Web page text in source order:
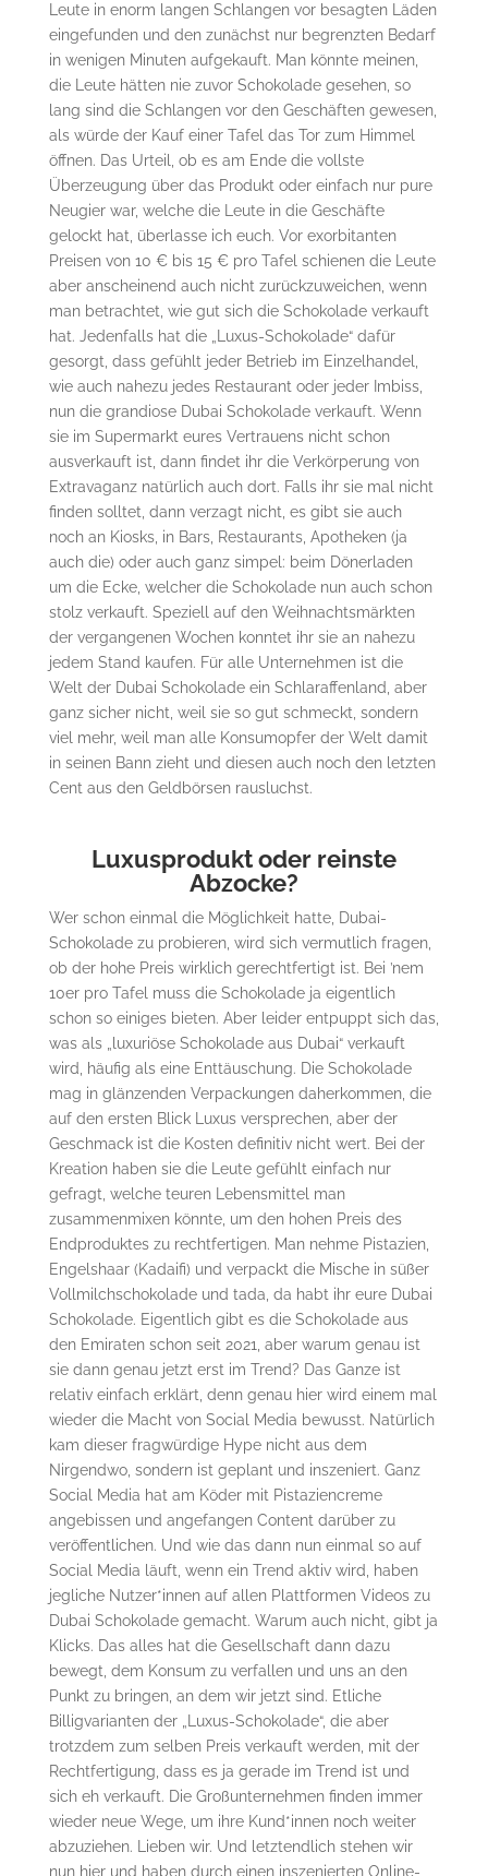
Leute in enorm langen Schlangen vor besagten Läden
eingefunden und den zunächst nur begrenzten Bedarf
in wenigen Minuten aufgekauft. Man könnte meinen,
die Leute hätten nie zuvor Schokolade gesehen, so
lang sind die Schlangen vor den Geschäften gewesen,
als würde der Kauf einer Tafel das Tor zum Himmel
öffnen. Das Urteil, ob es am Ende die vollste
Überzeugung über das Produkt oder einfach nur pure
Neugier war, welche die Leute in die Geschäfte
gelockt hat, überlasse ich euch. Vor exorbitanten
Preisen von 10 € bis 15 € pro Tafel schienen die Leute
aber anscheinend auch nicht zurückzuweichen, wenn
man betrachtet, wie gut sich die Schokolade verkauft
hat. Jedenfalls hat die „Luxus-Schokolade“ dafür
gesorgt, dass gefühlt jeder Betrieb im Einzelhandel,
wie auch nahezu jedes Restaurant oder jeder Imbiss,
nun die grandiose Dubai Schokolade verkauft. Wenn
sie im Supermarkt eures Vertrauens nicht schon
ausverkauft ist, dann findet ihr die Verkörperung von
Extravaganz natürlich auch dort. Falls ihr sie mal nicht
finden solltet, dann verzagt nicht, es gibt sie auch
noch an Kiosks, in Bars, Restaurants, Apotheken (ja
auch die) oder auch ganz simpel: beim Dönerladen
um die Ecke, welcher die Schokolade nun auch schon
stolz verkauft. Speziell auf den Weihnachtsmärkten
der vergangenen Wochen konntet ihr sie an nahezu
jedem Stand kaufen. Für alle Unternehmen ist die
Welt der Dubai Schokolade ein Schlaraffenland, aber
ganz sicher nicht, weil sie so gut schmeckt, sondern
viel mehr, weil man alle Konsumopfer der Welt damit
in seinen Bann zieht und diesen auch noch den letzten
Cent aus den Geldbörsen rausluchst.
Luxusprodukt oder reinste
Abzocke?
Wer schon einmal die Möglichkeit hatte, Dubai-
Schokolade zu probieren, wird sich vermutlich fragen,
ob der hohe Preis wirklich gerechtfertigt ist. Bei ’nem
10er pro Tafel muss die Schokolade ja eigentlich
schon so einiges bieten. Aber leider entpuppt sich das,
was als „luxuriöse Schokolade aus Dubai“ verkauft
wird, häufig als eine Enttäuschung. Die Schokolade
mag in glänzenden Verpackungen daherkommen, die
auf den ersten Blick Luxus versprechen, aber der
Geschmack ist die Kosten definitiv nicht wert. Bei der
Kreation haben sie die Leute gefühlt einfach nur
gefragt, welche teuren Lebensmittel man
zusammenmixen könnte, um den hohen Preis des
Endproduktes zu rechtfertigen. Man nehme Pistazien,
Engelshaar (Kadaifi) und verpackt die Mische in süßer
Vollmilchschokolade und tada, da habt ihr eure Dubai
Schokolade. Eigentlich gibt es die Schokolade aus
den Emiraten schon seit 2021, aber warum genau ist
sie dann genau jetzt erst im Trend? Das Ganze ist
relativ einfach erklärt, denn genau hier wird einem mal
wieder die Macht von Social Media bewusst. Natürlich
kam dieser fragwürdige Hype nicht aus dem
Nirgendwo, sondern ist geplant und inszeniert. Ganz
Social Media hat am Köder mit Pistaziencreme
angebissen und angefangen Content darüber zu
veröffentlichen. Und wie das dann nun einmal so auf
Social Media läuft, wenn ein Trend aktiv wird, haben
jegliche Nutzer*innen auf allen Plattformen Videos zu
Dubai Schokolade gemacht. Warum auch nicht, gibt ja
Klicks. Das alles hat die Gesellschaft dann dazu
bewegt, dem Konsum zu verfallen und uns an den
Punkt zu bringen, an dem wir jetzt sind. Etliche
Billigvarianten der „Luxus-Schokolade“, die aber
trotzdem zum selben Preis verkauft werden, mit der
Rechtfertigung, dass es ja gerade im Trend ist und
sich eh verkauft. Die Großunternehmen finden immer
wieder neue Wege, um ihre Kund*innen noch weiter
abzuziehen. Lieben wir. Und letztendlich stehen wir
nun hier und haben durch einen inszenierten Online-